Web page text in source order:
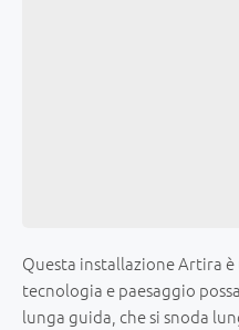
Questa installazione Artira
tecnologia e paesaggio
lunga guida, che si snoda